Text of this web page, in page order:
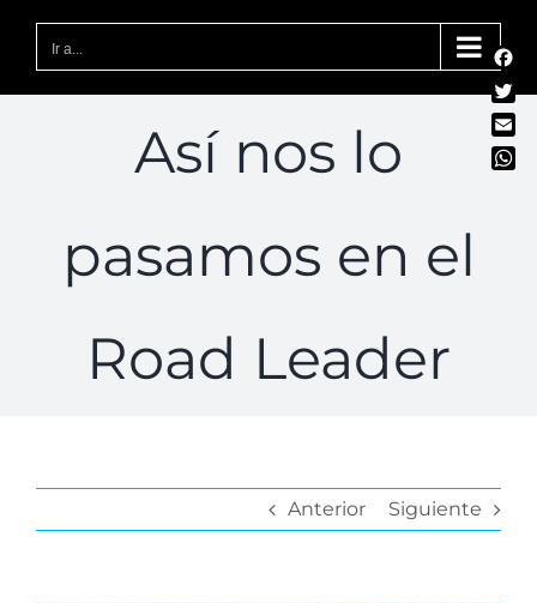
Ir a...
Así nos lo
pasamos en el
Road Leader
Anterior Siguiente